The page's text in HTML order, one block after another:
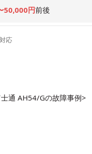
50,000円前後
応
通 AH54/Gの故障事例>